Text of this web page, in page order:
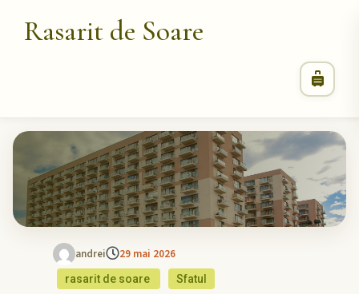
Rasarit de Soare
andrei 29 mai 2026
rasarit de soare Sfatul